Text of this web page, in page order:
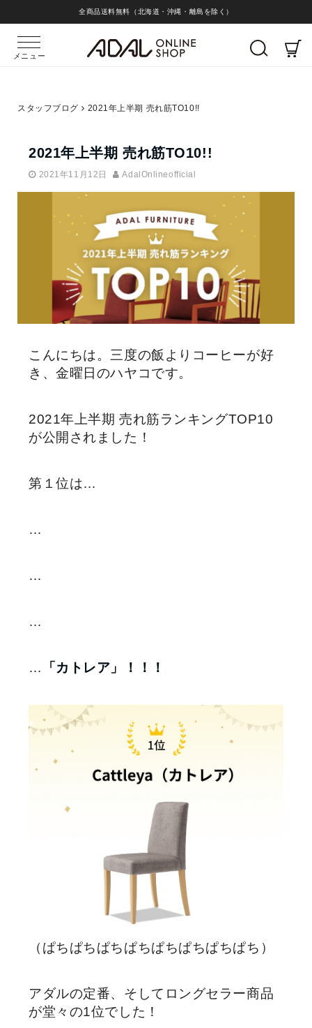
全商品送料無料（北海道・沖縄・離島を除く）
メニュー
スタッフブログ 2021年上半期 売れ筋TO10!!
2021年上半期 売れ筋TO10!!
2021年11月12日 AdalOnlineofficial
こんにちは。三度の飯よりコーヒーが好
き、金曜日のハヤコです。
2021年上半期 売れ筋ランキングTOP10
が公開されました！
第１位は…
…
…
…
… 「カトレア」！！！
（ぱちぱちぱちぱちぱちぱちぱちぱち）
アダルの定番、そしてロングセラー商品
が堂々の1位でした！